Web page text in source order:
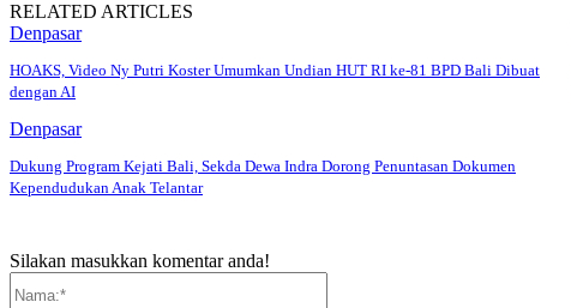
RELATED ARTICLES
Denpasar
HOAKS, Video Ny Putri Koster Umumkan Undian HUT RI ke-81 BPD Bali Dibuat
dengan AI
Denpasar
Dukung Program Kejati Bali, Sekda Dewa Indra Dorong Penuntasan Dokumen
Kependudukan Anak Telantar
Silakan masukkan komentar anda!